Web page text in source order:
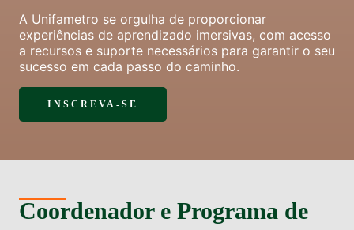
A Unifametro se orgulha de proporcionar
experiências de aprendizado imersivas, com acesso
a recursos e suporte necessários para garantir o seu
sucesso em cada passo do caminho.
INSCREVA-SE
Coordenador e Programa de